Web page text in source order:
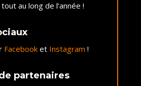
au long de l’année !
Facebooket Instagram !
partenaires